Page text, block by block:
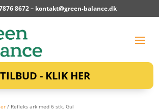
8672 – kontakt@green-balance.dk
TILBUD - KLIK HER
/ Refleks ark med 6 stk. Gul